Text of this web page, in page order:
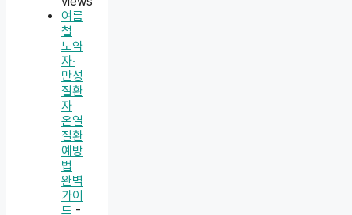
여름
철
노약
자·
만성
질환
자
온열
질환
예방
법
완벽
가이
드 -